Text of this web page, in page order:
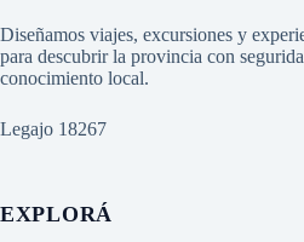
Diseñamos viajes, excursiones y
para descubrir la provincia con
conocimiento local.
Legajo 18267
EXPLORÁ